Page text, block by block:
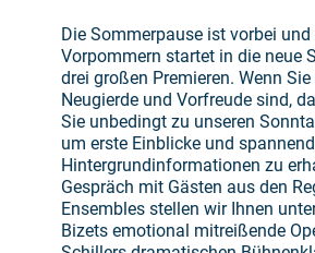
Die Sommerpause ist vorbei
Vorpommern startet in die neue
drei großen Premieren. Wenn
Neugierde und Vorfreude sind,
Sie unbedingt zu unseren
um erste Einblicke und
Hintergrundinformationen zu
Gespräch mit Gästen aus den
Ensembles stellen wir Ihnen
Bizets emotional mitreißende